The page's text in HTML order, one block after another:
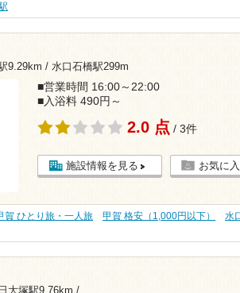
9.29km / 水口石橋駅299m
■営業時間 16:00～22:00
■入浴料 490円～
2.0 点 / 3件
施設情報を見る お気に
賀 ひとり旅・一人旅 甲賀 格安（1,000円以下） 水
大塚駅9.76km /